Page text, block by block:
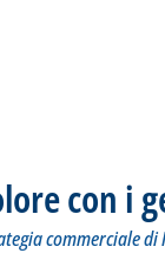
con i
commerciale di